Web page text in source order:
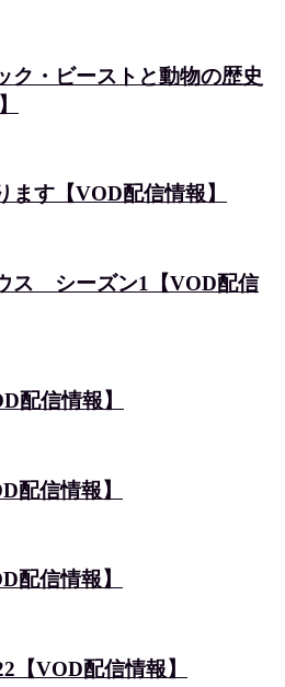
ク・ビーストと動物の歴史
ます【VOD配信情報】
ス シーズン1【VOD配信
配信情報】
配信情報】
配信情報】
VOD配信情報】